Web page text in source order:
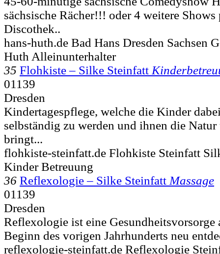
sächsische Rächer!!! oder 4 weitere
Discothek..
hans-huth.de Bad Hans Dresden Sachsen
Huth Alleinunterhalter
35 Flohkiste – Silke Steinfatt
01139
Dresden
Kindertagespflege, welche die Kinder
selbständig zu werden und ihnen die
bringt...
flohkiste-steinfatt.de Flohkiste Steinfatt
Kinder Betreuung
36 Reflexologie – Silke Steinfatt Massage
01139
Dresden
Reflexologie ist eine
Beginn des vorigen Jahrhunderts neu
reflexologie-steinfatt.de Reflexologie